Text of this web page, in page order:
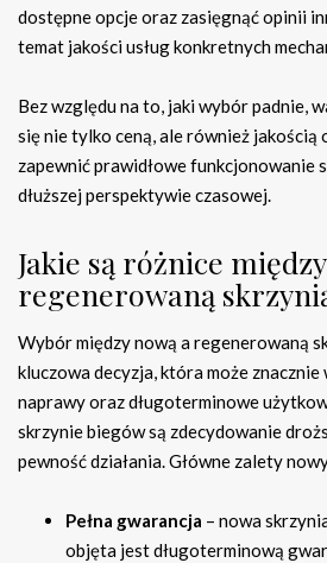
dostępne opcje oraz zasięgnąć opinii
temat jakości usług konkretnych
Bez względu na to, jaki wybór padnie,
się nie tylko ceną, ale również jakością
zapewnić prawidłowe funkcjonowanie
dłuższej perspektywie czasowej.
Jakie są różnice
regenerowaną
Wybór między nową a regenerowaną
kluczowa decyzja, która może znacznie
naprawy oraz długoterminowe
skrzynie biegów są zdecydowanie
pewność działania. Główne zalety
Pełna gwarancja – nowa
objęta jest długoterminową